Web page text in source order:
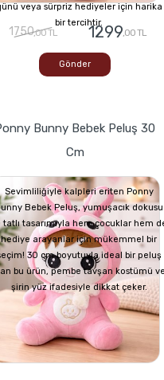
veya sürpriz hediyeler için harika
bir tercihtir.
1750,00 TL 1299,00 TL
Gönder
Bunny Bebek Peluş 30
Cm
Sevimliliğiyle kalpleri eriten Ponny
Bebek Peluş, yumuşacık dokusu
tatlı tasarımıyla hem çocuklar hem
hediye arayanlar için mükemmel bir
30 cm boyutuyla ideal bir peluş
bu ürün, pembe tavşan kostümü
şirin yüz ifadesiyle dikkat çeker.